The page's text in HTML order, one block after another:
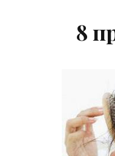
8